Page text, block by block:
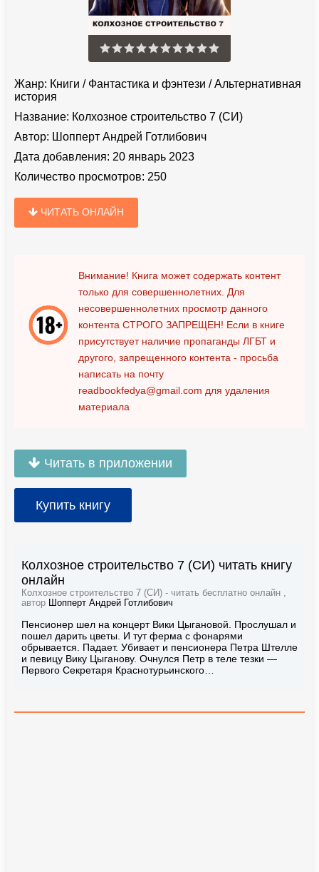
Жанр: Книги / Фантастика и фэнтези /Альтернативная
история
Название: Колхозное строительство 7 (СИ)
Автор: Шопперт Андрей Готлибович
Дата добавления: 20 январь 2023
Количество просмотров: 250
ЧИТАТЬ ОНЛАЙН
Внимание! Книга может содержать контент
только для совершеннолетних. Для
несовершеннолетних просмотр данного
контента СТРОГО ЗАПРЕЩЕН! Если в книге
присутствует наличие пропаганды ЛГБТ и
другого, запрещенного контента - просьба
написать на почту
readbookfedya@gmail.com для удаления
материала
Читать в приложении
Купить книгу
Колхозное строительство 7 (СИ) читать книгу
онлайн
Колхозное строительство 7 (СИ) - читать бесплатно онлайн ,
автор Шопперт Андрей Готлибович
Пенсионер шел на концерт Вики Цыгановой. Прослушал и
пошел дарить цветы. И тут ферма с фонарями
обрывается. Падает. Убивает и пенсионера Петра Штелле
и певицу Вику Цыганову. Очнулся Петр в теле тезки —
Первого Секретаря Краснотурьинского…